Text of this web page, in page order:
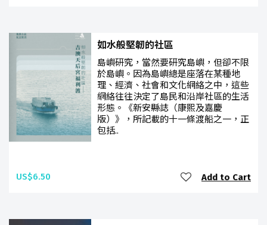
如水般堅韌的社區
島嶼研究，當然要研究島嶼，但卻不限
於島嶼。因為島嶼總是座落在某種地
理、經濟、社會和文化網絡之中，這些
網絡往往決定了島民和沿岸社區的生活
形態。《新安縣誌（康熙及嘉慶
版）》，所記載的十一條渡船之一，正
包括..
US$6.50 Add to Cart